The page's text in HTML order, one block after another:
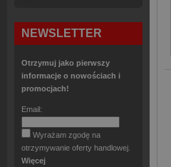
NEWSLETTER
Otrzymuj jako pierwszy
informacje o nowościach i
promocjach!
Email:
Wyrażam zgodę na
otrzymywanie oferty handlowej.
Więcej